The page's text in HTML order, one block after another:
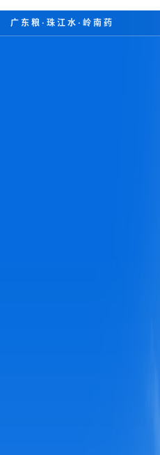
广东粮·珠江水·岭南药